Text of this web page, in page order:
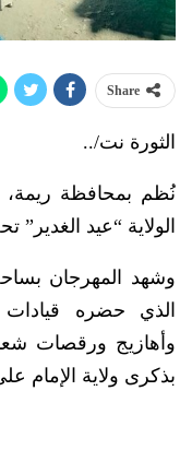
Share
الثورة نت/..
نُظم بمحافظة ريمة،
الولاية “عيد
وشهد المهرجان
الذي حضره
وأهازيج ورقصات
بذكرى ولاية الإمام